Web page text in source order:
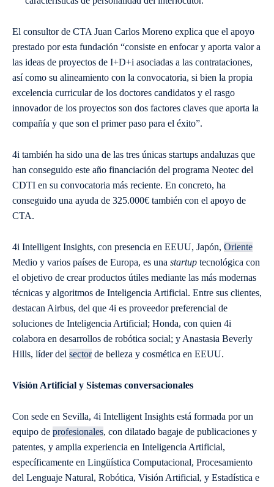
El consultor de CTA Juan Carlos Moreno explica que el apoyo
prestado por esta fundación “consiste en enfocar y aporta valor a
las ideas de proyectos de I+D+i asociadas a las contrataciones,
así como su alineamiento con la convocatoria, si bien la propia
excelencia curricular de los doctores candidatos y el rasgo
innovador de los proyectos son dos factores claves que aporta la
compañía y que son el primer paso para el éxito”.
4i también ha sido una de las tres únicas startups andaluzas que
han conseguido este año financiación del programa Neotec del
CDTI en su convocatoria más reciente. En concreto, ha
conseguido una ayuda de 325.000€ también con el apoyo de
CTA.
4i Intelligent Insights, con presencia en EEUU, Japón, Oriente
Medio y varios países de Europa, es una startup tecnológica con
el objetivo de crear productos útiles mediante las más modernas
técnicas y algoritmos de Inteligencia Artificial. Entre sus clientes,
destacan Airbus, del que 4i es proveedor preferencial de
soluciones de Inteligencia Artificial; Honda, con quien 4i
colabora en desarrollos de robótica social; y Anastasia Beverly
Hills, líder del sectorde belleza y cosmética en EEUU.
Visión Artificial y Sistemas conversacionales
Con sede en Sevilla, 4i Intelligent Insights está formada por un
equipo de profesionales, con dilatado bagaje de publicaciones y
patentes, y amplia experiencia en Inteligencia Artificial,
específicamente en Lingüística Computacional, Procesamiento
del Lenguaje Natural, Robótica, Visión Artificial, y Estadística e